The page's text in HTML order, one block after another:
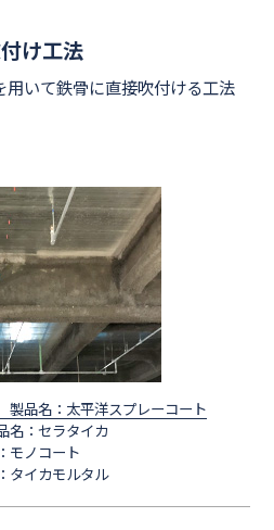
け工法
用いて鉄骨に直接吹付ける工法
品名：太平洋スプレーコート
名：セラタイカ
モノコート
タイカモルタル